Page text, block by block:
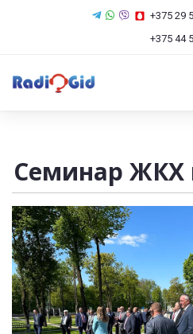
+375 29
+375 44
Семинар ЖКХ